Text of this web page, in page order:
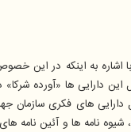
به اینکه در این
دارایی ها «آورده
های فکری
نامه ها و آئین نامه های